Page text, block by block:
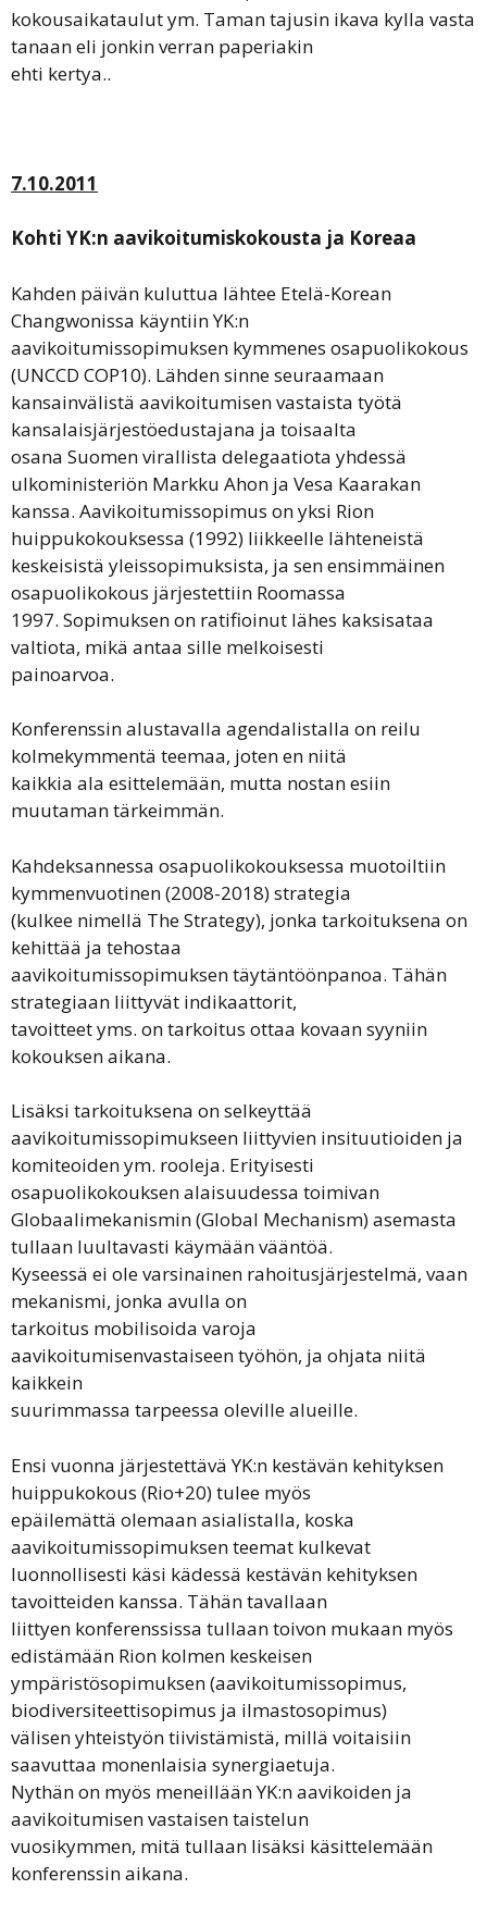
kokousaikataulut ym. Taman tajusin ikava kylla vasta
tanaan eli jonkin verran paperiakin
ehti kertya..
7.10.2011
Kohti YK:n aavikoitumiskokousta ja Koreaa
Kahden päivän kuluttua lähtee Etelä-Korean
Changwonissa käyntiin YK:n
aavikoitumissopimuksen kymmenes osapuolikokous
(UNCCD COP10). Lähden sinne seuraamaan
kansainvälistä aavikoitumisen vastaista työtä
kansalaisjärjestöedustajana ja toisaalta
osana Suomen virallista delegaatiota yhdessä
ulkoministeriön Markku Ahon ja Vesa Kaarakan
kanssa. Aavikoitumissopimus on yksi Rion
huippukokouksessa (1992) liikkeelle lähteneistä
keskeisistä yleissopimuksista, ja sen ensimmäinen
osapuolikokous järjestettiin Roomassa
1997. Sopimuksen on ratifioinut lähes kaksisataa
valtiota, mikä antaa sille melkoisesti
painoarvoa.
Konferenssin alustavalla agendalistalla on reilu
kolmekymmentä teemaa, joten en niitä
kaikkia ala esittelemään, mutta nostan esiin
muutaman tärkeimmän.
Kahdeksannessa osapuolikokouksessa muotoiltiin
kymmenvuotinen (2008-2018) strategia
(kulkee nimellä The Strategy), jonka tarkoituksena on
kehittää ja tehostaa
aavikoitumissopimuksen täytäntöönpanoa. Tähän
strategiaan liittyvät indikaattorit,
tavoitteet yms. on tarkoitus ottaa kovaan syyniin
kokouksen aikana.
Lisäksi tarkoituksena on selkeyttää
aavikoitumissopimukseen liittyvien insituutioiden ja
komiteoiden ym. rooleja. Erityisesti
osapuolikokouksen alaisuudessa toimivan
Globaalimekanismin (Global Mechanism) asemasta
tullaan luultavasti käymään vääntöä.
Kyseessä ei ole varsinainen rahoitusjärjestelmä, vaan
mekanismi, jonka avulla on
tarkoitus mobilisoida varoja
aavikoitumisenvastaiseen työhön, ja ohjata niitä
kaikkein
suurimmassa tarpeessa oleville alueille.
Ensi vuonna järjestettävä YK:n kestävän kehityksen
huippukokous (Rio+20) tulee myös
epäilemättä olemaan asialistalla, koska
aavikoitumissopimuksen teemat kulkevat
luonnollisesti käsi kädessä kestävän kehityksen
tavoitteiden kanssa. Tähän tavallaan
liittyen konferenssissa tullaan toivon mukaan myös
edistämään Rion kolmen keskeisen
ympäristösopimuksen (aavikoitumissopimus,
biodiversiteettisopimus ja ilmastosopimus)
välisen yhteistyön tiivistämistä, millä voitaisiin
saavuttaa monenlaisia synergiaetuja.
Nythän on myös meneillään YK:n aavikoiden ja
aavikoitumisen vastaisen taistelun
vuosikymmen, mitä tullaan lisäksi käsittelemään
konferenssin aikana.